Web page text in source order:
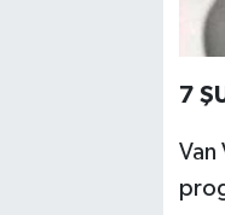
7
Van